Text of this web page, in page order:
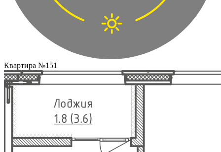
Квартира №151